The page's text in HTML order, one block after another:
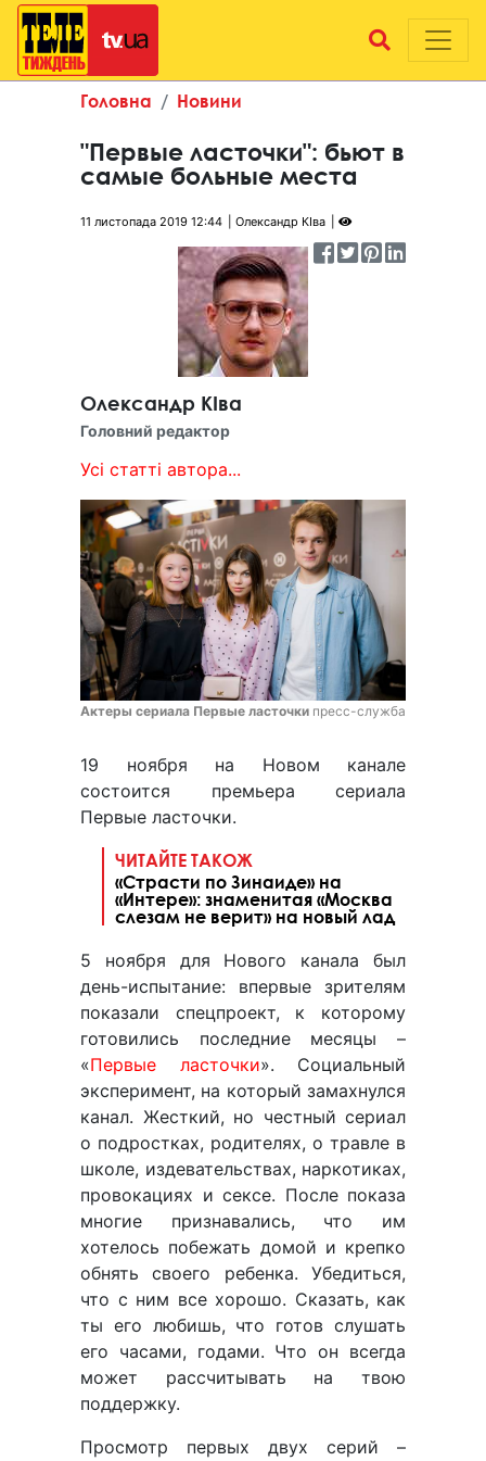
Головна Новини
"Первые ласточки": бьют в
самые больные места
11 листопада 2019 12:44 Олександр КІва
Олександр КІва
Головний редактор
Усі статті автора...
Актеры сериала Первые ласточки пресс-служба
19 ноября на Новом канале
состоится премьера сериала
Первые ласточки.
ЧИТАЙТЕ ТАКОЖ
«Страсти по Зинаиде» на
«Интере»: знаменитая «Москва
слезам не верит» на новый лад
5 ноября для Нового канала был
день-испытание: впервые зрителям
показали спецпроект, к которому
готовились последние месяцы –
«Первые ласточки». Социальный
эксперимент, на который замахнулся
канал. Жесткий, но честный сериал
о подростках, родителях, о травле в
школе, издевательствах, наркотиках,
провокациях и сексе. После показа
многие признавались, что им
хотелось побежать домой и крепко
обнять своего ребенка. Убедиться,
что с ним все хорошо. Сказать, как
ты его любишь, что готов слушать
его часами, годами. Что он всегда
может рассчитывать на твою
поддержку.
Просмотр первых двух серий –